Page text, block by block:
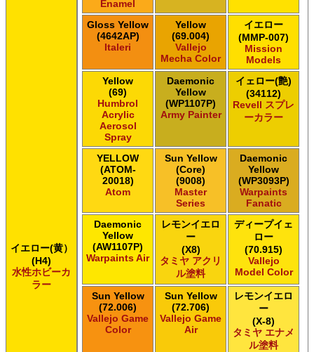
イエロー(黄）
(H4)
水性ホビーカ
ラー
Enamel
Gloss Yellow
(4642AP)
Italeri
Yellow
(69.004)
Vallejo
Mecha Color
イエロー
(MMP-007)
Mission
Models
Yellow
(69)
Humbrol
Acrylic
Aerosol
Spray
Daemonic
Yellow
(WP1107P)
Army Painter
イェロー(艶)
(34112)
Revell スプレ
ーカラー
YELLOW
(ATOM-
20018)
Atom
Sun Yellow
(Core)
(9008)
Master
Series
Daemonic
Yellow
(WP3093P)
Warpaints
Fanatic
Daemonic
Yellow
(AW1107P)
Warpaints Air
レモンイエロ
ー
(X8)
タミヤ アクリ
ル塗料
ディープイェ
ロー
(70.915)
Vallejo
Model Color
Sun Yellow
(72.006)
Vallejo Game
Color
Sun Yellow
(72.706)
Vallejo Game
Air
レモンイエロ
ー
(X-8)
タミヤ エナメ
ル塗料